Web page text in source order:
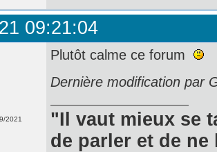
09:21:04
2021
Plutôt calme ce forum
Dernière modification par
"Il vaut mieux se
de parler et de